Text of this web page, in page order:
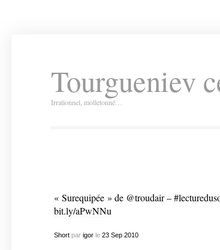
Tourgueniev
Irrationnel, molletonné…
« Surequipée » de @troudair –
bit.ly/aPwNNu
Shortpar igorle 23 Sep 2010